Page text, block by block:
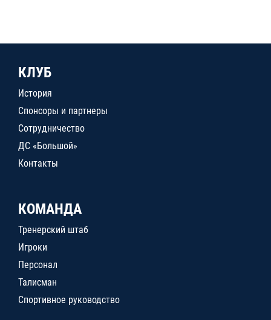
КЛУБ
История
Спонсоры и партнеры
Сотрудничество
ДС «Большой»
Контакты
КОМАНДА
Тренерский штаб
Игроки
Персонал
Талисман
Спортивное руководство